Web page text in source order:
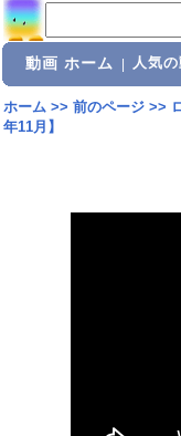
動画 ホーム 人気
ホーム>> 前のページ>>
年11月】